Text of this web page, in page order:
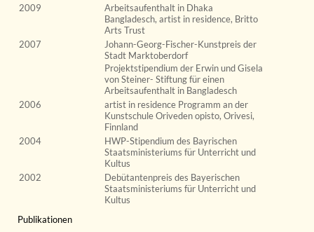
2009
Arbeitsaufenthalt in Dhaka
Bangladesch, artist in residence, Britto
Arts Trust
2007
Johann-Georg-Fischer-Kunstpreis der
Stadt Marktoberdorf
Projektstipendium der Erwin und Gisela
von Steiner- Stiftung für einen
Arbeitsaufenthalt in Bangladesch
2006
artist in residence Programm an der
Kunstschule Oriveden opisto, Orivesi,
Finnland
2004
HWP-Stipendium des Bayrischen
Staatsministeriums für Unterricht und
Kultus
2002
Debütantenpreis des Bayerischen
Staatsministeriums für Unterricht und
Kultus
Publikationen